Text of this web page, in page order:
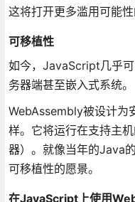
这将打开更多滥用可能
可移植性
如今，JavaScript几乎
务器端甚至嵌入式系统。
WebAssembly被设计为
样。它将运行在支持主
器）。就像当年的Java
可移植性的愿景。
在JavaScript上使用